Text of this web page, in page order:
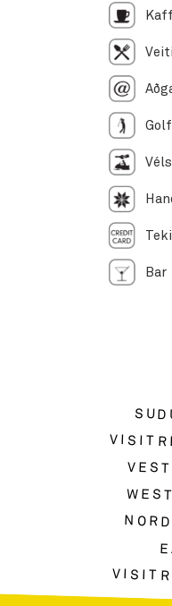
Bar